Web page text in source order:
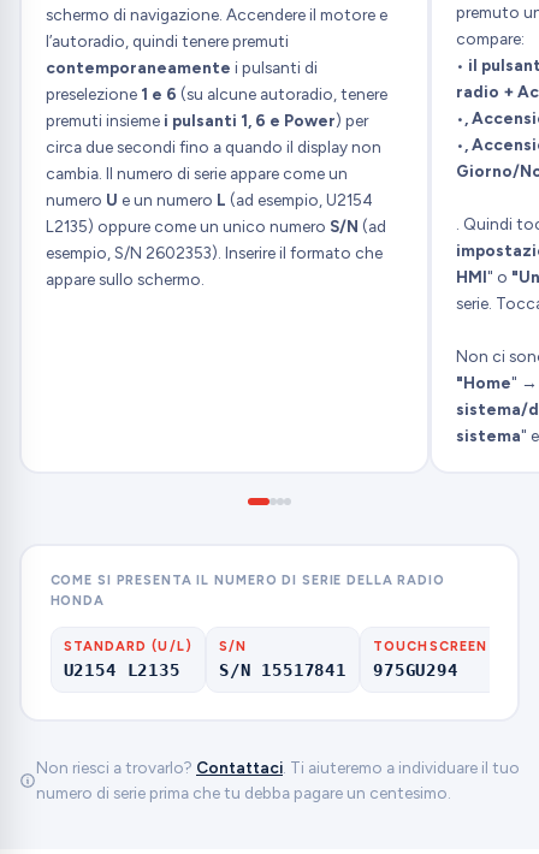
schermo di navigazione. Accendere il motore e
l’autoradio, quindi tenere premuti
contemporaneamente i pulsanti di
preselezione 1 e 6 (su alcune autoradio, tenere
premuti insieme i pulsanti 1, 6 e Power) per
circa due secondi fino a quando il display non
cambia. Il numero di serie appare come un
numero U e un numero L (ad esempio, U2154
L2135) oppure come un unico numero S/N (ad
esempio, S/N 2602353). Inserire il formato che
appare sullo schermo.
premuto
compare:
• il
radio +
• ,
• ,
Giorno/
. Quindi
HMI" o
serie.
Non ci
"Home"
sistema/
sistema"
COME SI PRESENTA IL NUMERO DI SERIE DELLA RADIO
HONDA
STANDARD (U/L)
U2154 L2135
S/N
S/N 15517841
TOUCHSCREEN
975GU294
Non riesci a trovarlo? Contattaci . Ti aiuteremo a individuare il tuo
numero di serie prima che tu debba pagare un centesimo.